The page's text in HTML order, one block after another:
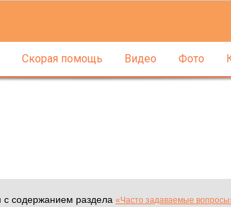
Скорая помощь Видео Фото
с содержанием раздела «Часто задаваемые